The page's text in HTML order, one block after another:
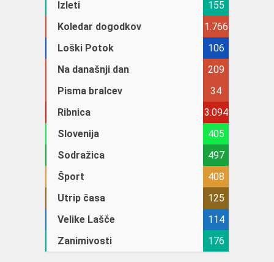
Izleti
155
Koledar dogodkov
1.766
Loški Potok
106
Na današnji dan
209
Pisma bralcev
34
Ribnica
3.094
Slovenija
405
Sodražica
497
Šport
408
Utrip časa
125
Velike Lašče
114
Zanimivosti
176